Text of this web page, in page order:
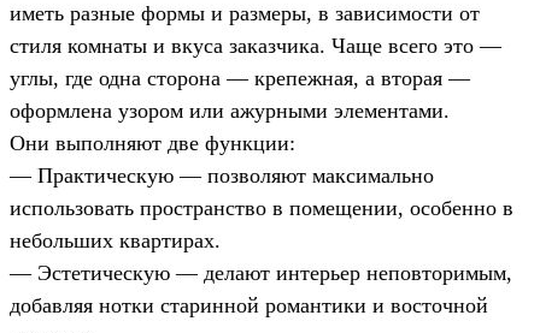
иметь разные формы и размеры, в зависимости от
стиля комнаты и вкуса заказчика. Чаще всего это —
углы, где одна сторона — крепежная, а вторая —
оформлена узором или ажурными элементами.
Они выполняют две функции:
— Практическую — позволяют максимально
использовать пространство в помещении, особенно в
небольших квартирах.
— Эстетическую — делают интерьер неповторимым,
добавляя нотки старинной романтики и восточной